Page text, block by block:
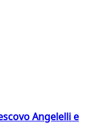
Angelelli e